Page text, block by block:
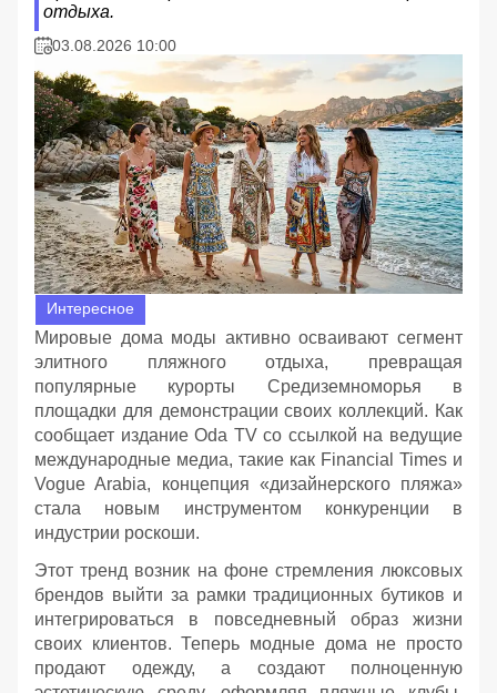
отдыха.
03.08.2026 10:00
Интересное
Мировые дома моды активно осваивают сегмент
элитного пляжного отдыха, превращая
популярные курорты Средиземноморья в
площадки для демонстрации своих коллекций. Как
сообщает издание Oda TV со ссылкой на ведущие
международные медиа, такие как Financial Times и
Vogue Arabia, концепция «дизайнерского пляжа»
стала новым инструментом конкуренции в
индустрии роскоши.
Этот тренд возник на фоне стремления люксовых
брендов выйти за рамки традиционных бутиков и
интегрироваться в повседневный образ жизни
своих клиентов. Теперь модные дома не просто
продают одежду, а создают полноценную